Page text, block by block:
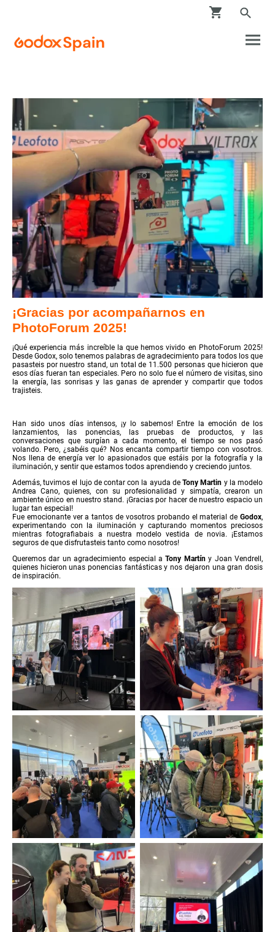
¡Gracias por acompañarnos en
PhotoForum 2025!
¡Qué experiencia más increíble la que hemos vivido en PhotoForum 2025!
Desde Godox, solo tenemos palabras de agradecimiento para todos los que
pasasteis por nuestro stand, un total de 11.500 personas que hicieron que
esos días fueran tan especiales. Pero no solo fue el número de visitas, sino
la energía, las sonrisas y las ganas de aprender y compartir que todos
trajisteis.
Han sido unos días intensos, ¡y lo sabemos! Entre la emoción de los
lanzamientos, las ponencias, las pruebas de productos, y las
conversaciones que surgían a cada momento, el tiempo se nos pasó
volando. Pero, ¿sabéis qué? Nos encanta compartir tiempo con vosotros.
Nos llena de energía ver lo apasionados que estáis por la fotografía y la
iluminación, y sentir que estamos todos aprendiendo y creciendo juntos.
Además, tuvimos el lujo de contar con la ayuda deTony Martin y la modelo
Andrea Cano, quienes, con su profesionalidad y simpatía, crearon un
ambiente único en nuestro stand. ¡Gracias por hacer de nuestro espacio un
lugar tan especial!
Fue emocionante ver a tantos de vosotros probando el material de Godox,
experimentando con la iluminación y capturando momentos preciosos
mientras fotografiabais a nuestra modelo vestida de novia. ¡Estamos
seguros de que disfrutasteis tanto como nosotros!
Queremos dar un agradecimiento especial aTony Martíny Joan Vendrell,
quienes hicieron unas ponencias fantásticas y nos dejaron una gran dosis
de inspiración.